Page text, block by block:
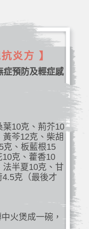
炎方 】
症預防及輕症感
10克、荊芥10
芩12克、柴胡
克、板藍根15
克、藿香10
法半夏10克、甘
克（最後才
火煲成一碗，